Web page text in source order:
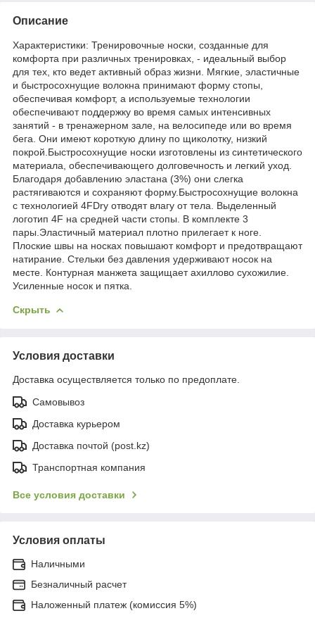
Описание
Характеристики: Тренировочные носки, созданные для
комфорта при различных тренировках, - идеальный выбор
для тех, кто ведет активный образ жизни. Мягкие, эластичные
и быстросохнущие волокна принимают форму стопы,
обеспечивая комфорт, а используемые технологии
обеспечивают поддержку во время самых интенсивных
занятий - в тренажерном зале, на велосипеде или во время
бега. Они имеют короткую длину по щиколотку, низкий
покрой.Быстросохнущие носки изготовлены из синтетического
материала, обеспечивающего долговечность и легкий уход.
Благодаря добавлению эластана (3%) они слегка
растягиваются и сохраняют форму.Быстросохнущие волокна
с технологией 4FDry отводят влагу от тела. Выделенный
логотип 4F на средней части стопы. В комплекте 3
пары.Эластичный материал плотно прилегает к ноге.
Плоские швы на носках повышают комфорт и предотвращают
натирание. Стельки без давления удерживают носок на
месте. Контурная манжета защищает ахиллово сухожилие.
Усиленные носок и пятка.
Скрыть
Условия доставки
Доставка осуществляется только по предоплате.
Самовывоз
Доставка курьером
Доставка почтой (post.kz)
Транспортная компания
Все условия доставки
Условия оплаты
Наличными
Безналичный расчет
Наложенный платеж (комиссия 5%)